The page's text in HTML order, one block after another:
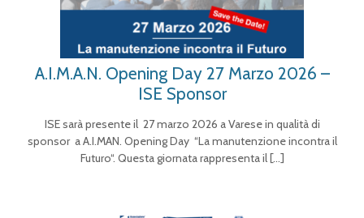
A.I.M.A.N. Opening Day 27 Marzo 2026 –
ISE Sponsor
ISE sarà presente il 27 marzo 2026 a Varese in qualità di
sponsor a A.I.MAN. Opening Day “La manutenzione incontra il
Futuro“. Questa giornata rappresenta il[…]